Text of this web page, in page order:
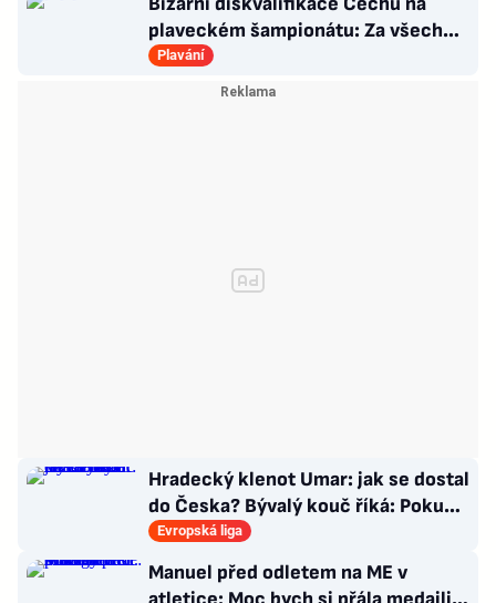
plaveckém šampionátu: Za všechno
mohla čepička!
Plavání
Hradecký klenot Umar: jak se dostal
do Česka? Bývalý kouč říká: Pokud
nezblbne...
Evropská liga
Manuel před odletem na ME v